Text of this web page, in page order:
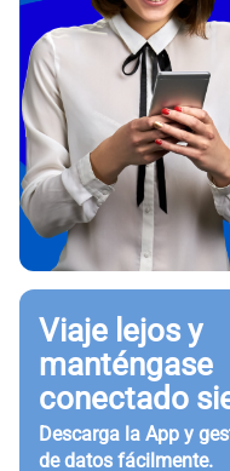
Viaje lejos y
manténgase
conectado
Descarga la App y
de datos fácilmente.